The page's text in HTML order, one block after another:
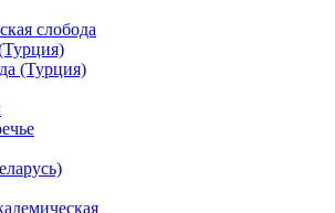
слобода
(Турция)